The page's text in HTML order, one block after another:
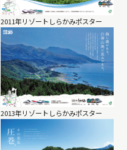
2011年リゾートしらかみポスター
2013年リゾートしらかみポスター